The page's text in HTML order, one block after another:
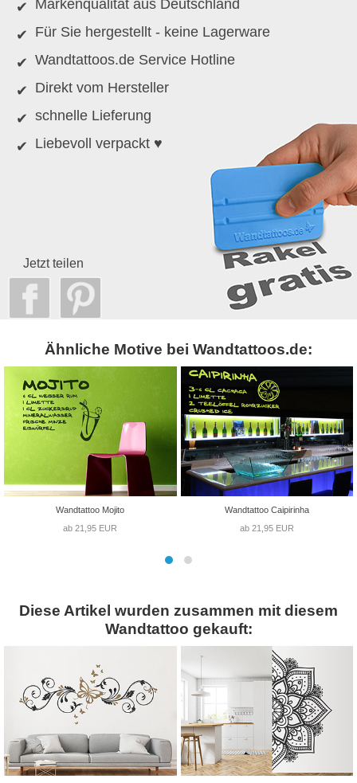
Markenqualität aus Deutschland
Für Sie hergestellt - keine Lagerware
Wandtattoos.de Service Hotline
Direkt vom Hersteller
schnelle Lieferung
Liebevoll verpackt ♥
Jetzt teilen
Ähnliche Motive bei Wandtattoos.de:
Wandtattoo Mojito
ab 21,95 EUR
Wandtattoo Caipirinha
ab 21,95 EUR
Diese Artikel wurden zusammen mit diesem
Wandtattoo gekauft: